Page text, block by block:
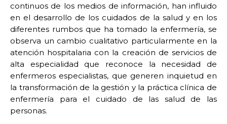
continuos de los medios de información, han influido
en el desarrollo de los cuidados de la salud y en los
diferentes rumbos que ha tomado la enfermería, se
observa un cambio cualitativo particularmente en la
atención hospitalaria con la creación de servicios de
alta especialidad que reconoce la necesidad de
enfermeros especialistas, que generen inquietud en
la transformación de la gestión y la práctica clínica de
enfermería para el cuidado de las salud de las
personas.